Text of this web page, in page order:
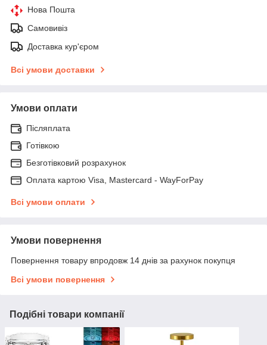
Нова Пошта
Самовивіз
Доставка кур'єром
Всі умови доставки
Умови оплати
Післяплата
Готівкою
Безготівковий розрахунок
Оплата картою Visa, Mastercard - WayForPay
Всі умови оплати
Умови повернення
Повернення товару впродовж 14 днів за рахунок покупця
Всі умови повернення
Подібні товари компанії